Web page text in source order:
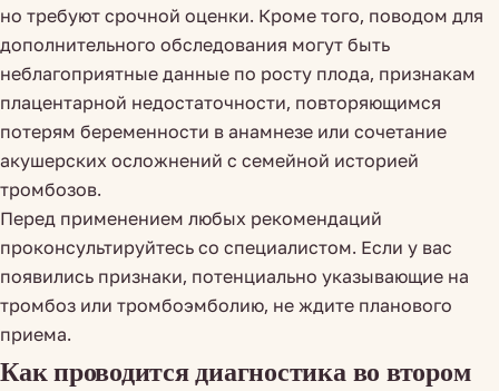
но требуют срочной оценки. Кроме того, поводом для
дополнительного обследования могут быть
неблагоприятные данные по росту плода, признакам
плацентарной недостаточности, повторяющимся
потерям беременности в анамнезе или сочетание
акушерских осложнений с семейной историей
тромбозов.
Перед применением любых рекомендаций
проконсультируйтесь со специалистом. Если у вас
появились признаки, потенциально указывающие на
тромбоз или тромбоэмболию, не ждите планового
приема.
Как проводится диагностика во втором